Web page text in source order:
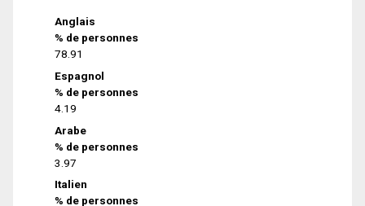
Anglais
% de personnes
78.91
Espagnol
% de personnes
4.19
Arabe
% de personnes
3.97
Italien
% de personnes